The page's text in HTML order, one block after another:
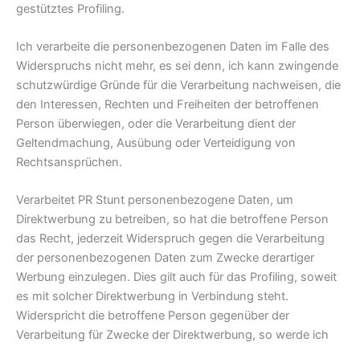
gestütztes Profiling.
Ich verarbeite die personenbezogenen Daten im Falle des
Widerspruchs nicht mehr, es sei denn, ich kann zwingende
schutzwürdige Gründe für die Verarbeitung nachweisen, die
den Interessen, Rechten und Freiheiten der betroffenen
Person überwiegen, oder die Verarbeitung dient der
Geltendmachung, Ausübung oder Verteidigung von
Rechtsansprüchen.
Verarbeitet PR Stunt personenbezogene Daten, um
Direktwerbung zu betreiben, so hat die betroffene Person
das Recht, jederzeit Widerspruch gegen die Verarbeitung
der personenbezogenen Daten zum Zwecke derartiger
Werbung einzulegen. Dies gilt auch für das Profiling, soweit
es mit solcher Direktwerbung in Verbindung steht.
Widerspricht die betroffene Person gegenüber der
Verarbeitung für Zwecke der Direktwerbung, so werde ich